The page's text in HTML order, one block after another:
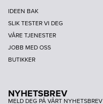
IDEEN BAK
SLIK TESTER VI DEG
VÅRE TJENESTER
JOBB MED OSS
BUTIKKER
NYHETSBREV
MELD DEG PÅ VÅRT NYHETSBREV